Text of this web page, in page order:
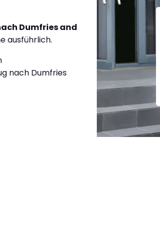
Dumfries and
ausführlich.
nach Dumfries